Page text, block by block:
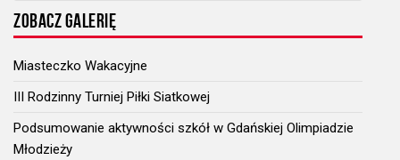
ZOBACZ GALERIĘ
Miasteczko Wakacyjne
III Rodzinny Turniej Piłki Siatkowej
Podsumowanie aktywności szkół w Gdańskiej Olimpiadzie
Młodzieży